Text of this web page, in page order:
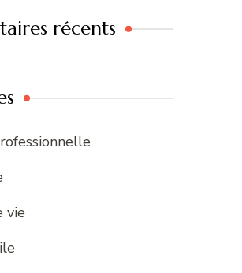
récents
vie